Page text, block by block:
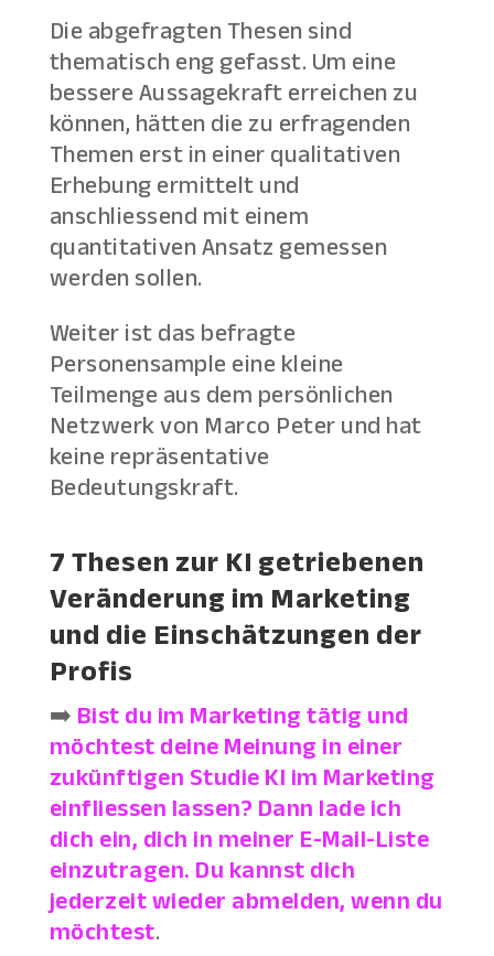
Die abgefragten Thesen sind
thematisch eng gefasst. Um eine
bessere Aussagekraft erreichen zu
können, hätten die zu erfragenden
Themen erst in einer qualitativen
Erhebung ermittelt und
anschliessend mit einem
quantitativen Ansatz gemessen
werden sollen.
Weiter ist das befragte
Personensample eine kleine
Teilmenge aus dem persönlichen
Netzwerk von Marco Peter und hat
keine repräsentative
Bedeutungskraft.
7 Thesen zur KI getriebenen
Veränderung im Marketing
und die Einschätzungen der
Profis
➡️Bist du im Marketing tätig und
möchtest deine Meinung in einer
zukünftigen Studie KI im Marketing
einfliessen lassen? Dann lade ich
dich ein, dich in meiner E-Mail-Liste
einzutragen. Du kannst dich
jederzeit wieder abmelden, wenn du
möchtest.